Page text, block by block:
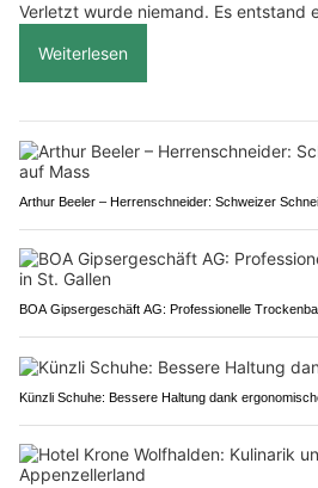
Verletzt wurde niemand. Es entstand
Weiterlesen
Arthur Beeler – Herrenschneider: Schweizer
BOA Gipsergeschäft AG: Professionelle
Künzli Schuhe: Bessere Haltung dank